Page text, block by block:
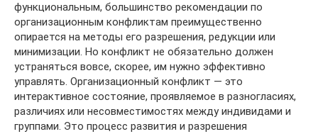
функциональным, большинство рекомендации по
организационным конфликтам преимущественно
опирается на методы его разрешения, редукции или
минимизации. Но конфликт не обязательно должен
устраняться вовсе, скорее, им нужно эффективно
управлять. Организационный конфликт — это
интерактивное состояние, проявляемое в разногласиях,
различиях или несовместимостях между индивидами и
группами. Это процесс развития и разрешения